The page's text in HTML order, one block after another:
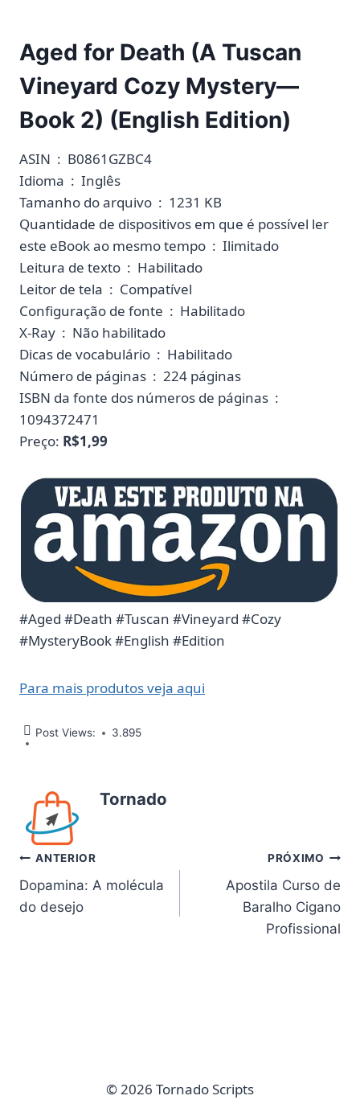
Aged for Death (A Tuscan
Vineyard Cozy Mystery—
Book 2) (English Edition)
ASIN ‏ : ‎ B0861GZBC4
Idioma ‏ : ‎ Inglês
Tamanho do arquivo ‏ : ‎ 1231 KB
Quantidade de dispositivos em que é possível ler
este eBook ao mesmo tempo ‏ : ‎ Ilimitado
Leitura de texto ‏ : ‎ Habilitado
Leitor de tela ‏ : ‎ Compatível
Configuração de fonte ‏ : ‎ Habilitado
X-Ray ‏ : ‎ Não habilitado
Dicas de vocabulário ‏ : ‎ Habilitado
Número de páginas ‏ : ‎ 224 páginas
ISBN da fonte dos números de páginas ‏ : ‎
1094372471
Preço: R$1,99
#Aged #Death #Tuscan #Vineyard #Cozy
#MysteryBook #English #Edition
Para mais produtos veja aqui
Post Views: 3.895
Tornado
Navegação
de
ANTERIOR
Dopamina: A molécula
do desejo
PRÓXIMO
Apostila Curso de
Baralho Cigano
Profissional
© 2026 Tornado Scripts